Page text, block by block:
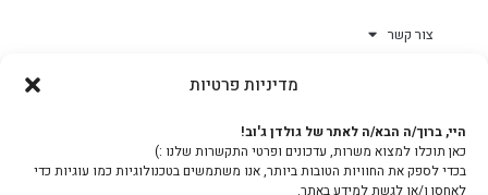
מדיניות פרטיות
היי, ברוך/ה הבא/ה לאתר של גולדן ג'וב!
כאן תוכלו למצוא משרות, עדכונים ופרטי התקשרות שלנו :)
בכדי לספק את החוויות הטובות ביותר, אנו משתמשים בטכנולוגיות כמו עוגיות כדי
לאחסן ו/או לגשת למידע באתר.
צור קשר
צוות